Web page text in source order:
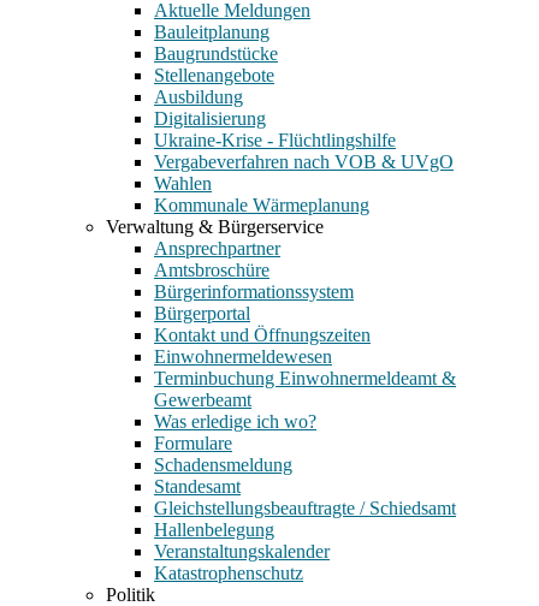
Aktuelle Meldungen
Bauleitplanung
Baugrundstücke
Stellenangebote
Ausbildung
Digitalisierung
Ukraine-Krise - Flüchtlingshilfe
Vergabeverfahren nach VOB & UVgO
Wahlen
Kommunale Wärmeplanung
Verwaltung & Bürgerservice
Ansprechpartner
Amtsbroschüre
Bürgerinformationssystem
Bürgerportal
Kontakt und Öffnungszeiten
Einwohnermeldewesen
Terminbuchung Einwohnermeldeamt &
Gewerbeamt
Was erledige ich wo?
Formulare
Schadensmeldung
Standesamt
Gleichstellungsbeauftragte / Schiedsamt
Hallenbelegung
Veranstaltungskalender
Katastrophenschutz
Politik